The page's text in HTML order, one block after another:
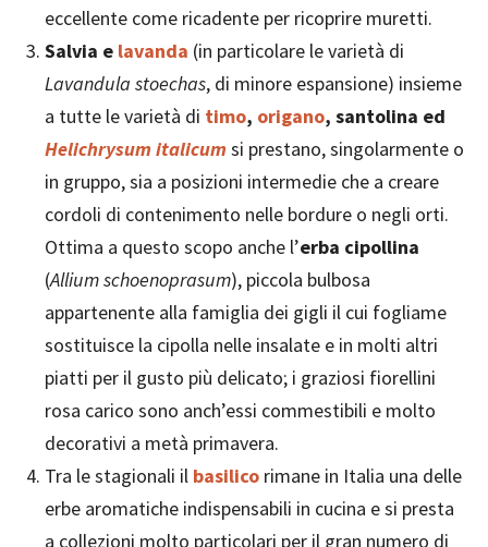
eccellente come ricadente per ricoprire muretti.
Salvia e lavanda (in particolare le varietà di
Lavandula stoechas, di minore espansione) insieme
a tutte le varietà di timo, origano, santolina ed
Helichrysum italicum si prestano, singolarmente o
in gruppo, sia a posizioni intermedie che a creare
cordoli di contenimento nelle bordure o negli orti.
Ottima a questo scopo anche l’erba cipollina
(Allium schoenoprasum), piccola bulbosa
appartenente alla famiglia dei gigli il cui fogliame
sostituisce la cipolla nelle insalate e in molti altri
piatti per il gusto più delicato; i graziosi fiorellini
rosa carico sono anch’essi commestibili e molto
decorativi a metà primavera.
Tra le stagionali il basilico rimane in Italia una delle
erbe aromatiche indispensabili in cucina e si presta
a collezioni molto particolari per il gran numero di